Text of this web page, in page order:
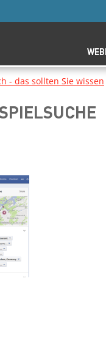
- das sollten Sie wissen